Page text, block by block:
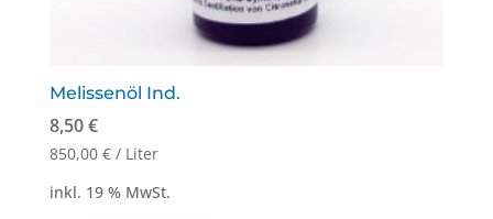
Melissenöl Ind.
8,50€
850,00 €/ Liter
inkl. 19 % MwSt.